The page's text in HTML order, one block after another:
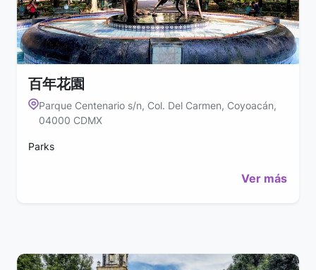
百年花園
Parque Centenario s/n, Col. Del Carmen, Coyoacán,
04000 CDMX
Parks
Ver más